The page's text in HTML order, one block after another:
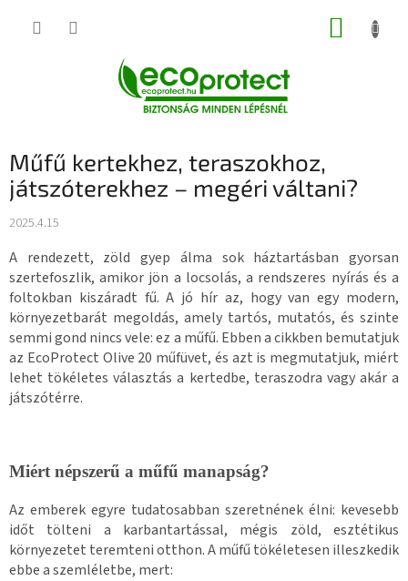
KOSÁR
Műfű kertekhez, teraszokhoz,
játszóterekhez – megéri váltani?
2025.4.15
A rendezett, zöld gyep álma sok háztartásban gyorsan
szertefoszlik, amikor jön a locsolás, a rendszeres nyírás és a
foltokban kiszáradt fű. A jó hír az, hogy van egy modern,
környezetbarát megoldás, amely tartós, mutatós, és szinte
semmi gond nincs vele: ez a műfű. Ebben a cikkben bemutatjuk
az EcoProtect Olive 20 műfüvet, és azt is megmutatjuk, miért
lehet tökéletes választás a kertedbe, teraszodra vagy akár a
játszótérre.
Miért népszerű a műfű manapság?
Az emberek egyre tudatosabban szeretnének élni: kevesebb
időt tölteni a karbantartással, mégis zöld, esztétikus
környezetet teremteni otthon. A műfű tökéletesen illeszkedik
ebbe a szemléletbe, mert: